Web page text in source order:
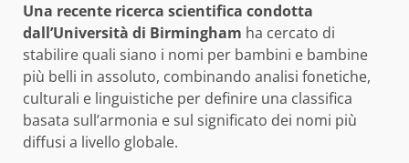
Una recente ricerca scientifica condotta
dall’Università di Birmingham ha cercato di
stabilire quali siano i nomi per bambini e bambine
più belli in assoluto, combinando analisi fonetiche,
culturali e linguistiche per definire una classifica
basata sull’armonia e sul significato dei nomi più
diffusi a livello globale.